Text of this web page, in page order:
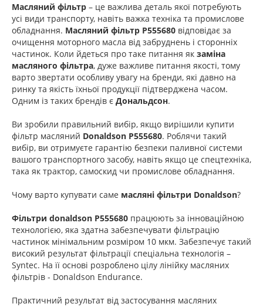
Масляний фільтр – це важлива деталь якої потребують
усі види транспорту, навіть важка техніка та промислове
обладнання. Масляний фільтр P555680 відповідає за
очищення моторного масла від забруднень і сторонніх
частинок. Коли йдеться про таке питання як заміна
масляного фільтра, дуже важливе питання якості, тому
варто звертати особливу увагу на бренди, які давно на
ринку та якість їхньої продукції підтверджена часом.
Одним із таких брендів є Дональдсон.
Ви зробили правильний вибір, якщо вирішили купити
фільтр масляний Donaldson P555680. Роблячи такий
вибір, ви отримуєте гарантію безпеки паливної системи
вашого транспортного засобу, навіть якщо це спецтехніка,
така як трактор, самоскид чи промислове обладнання.
Чому варто купувати саме масляні фільтри Donaldson?
Фільтри donaldson P555680 працюють за інноваційною
технологією, яка здатна забезпечувати фільтрацію
частинок мінімальним розміром 10 мкм. Забезпечує такий
високий результат фільтрації спеціальна технологія –
Syntec. На її основі розроблено цілу лінійку масляних
фільтрів - Donaldson Endurance.
Практичний результат від застосування масляних